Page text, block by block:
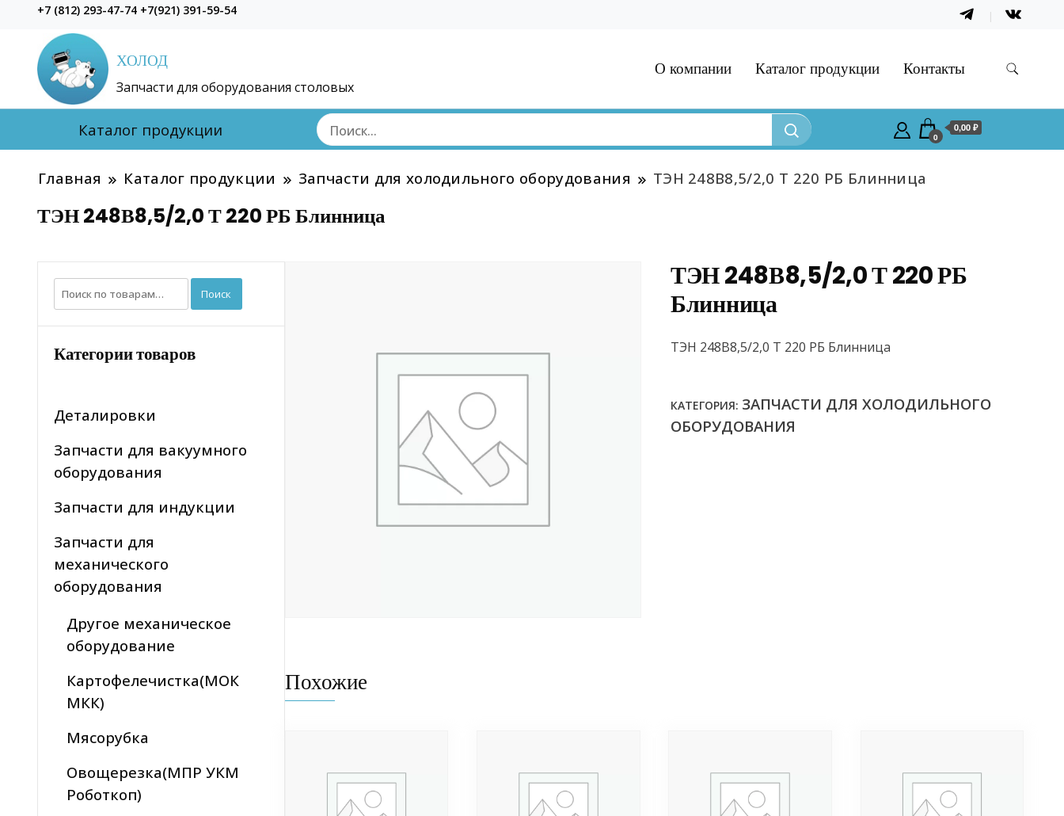
+7 (812) 293-47-74 +7(921) 391-59-54
ХОЛОД
Запчасти для оборудования столовых
О компании Каталог продукции Контакты
Каталог продукции 0
0,00 ₽
Главная Каталог продукции Запчасти для холодильного оборудования ТЭН 248В8,5/2,0 Т 220 РБ Блинница
ТЭН 248В8,5/2,0 Т 220 РБ Блинница
ТЭН 248В8,5/2,0 Т 220 РБ
Блинница
ТЭН 248В8,5/2,0 Т 220 РБ Блинница
КАТЕГОРИЯ: ЗАПЧАСТИ ДЛЯ ХОЛОДИЛЬНОГО
ОБОРУДОВАНИЯ
Похожие
Искать: Поиск
Категории товаров
Деталировки
Запчасти для вакуумного
оборудования
Запчасти для индукции
Запчасти для
механического
оборудования
Другое механическое
оборудование
Картофелечистка(МОК
МКК)
Мясорубка
Овощерезка(МПР УКМ
Роботкоп)